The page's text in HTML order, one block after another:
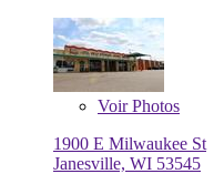
VoirPhotos
1900 E Milwaukee St
Janesville, WI 53545